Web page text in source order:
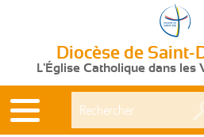
Diocèse de Saint-
L'Église Catholique dans les